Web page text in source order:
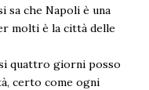
sa che Napoli è una
molti è la città delle
quattro giorni posso
certo come ogni